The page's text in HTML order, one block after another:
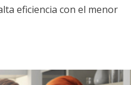
eficiencia con el menor